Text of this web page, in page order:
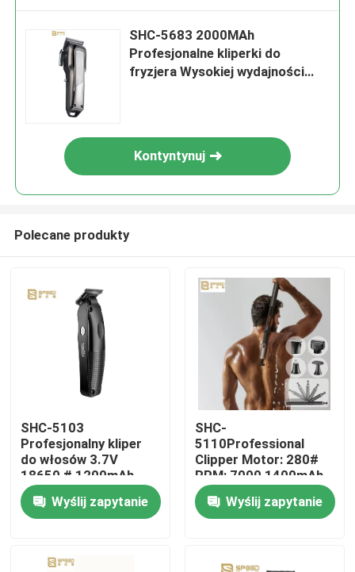
Dom
Produkty
Pokaz VR
SHC-5683 2000MAh
Profesjonalne kliperki do
fryzjera Wysokiej wydajności
Kontyntynuj
Polecane produkty
SHC-5103
Profesjonalny kliper
do włosów 3.7V
18650 # 1200mAh
bateria litowa 3CR13
Żelazo nierdzewne
Wyślij zapytanie
SHC-
5110Professional
Clipper Motor: 280#
RPM: 7000 1400mAh
bateria litowa
Wyślij zapytanie